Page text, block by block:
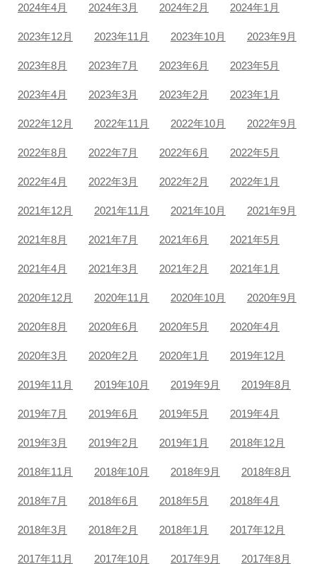
2024年4月 2024年3月 2024年2月 2024年1月
2023年12月 2023年11月 2023年10月 2023年9月
2023年8月 2023年7月 2023年6月 2023年5月
2023年4月 2023年3月 2023年2月 2023年1月
2022年12月 2022年11月 2022年10月 2022年9月
2022年8月 2022年7月 2022年6月 2022年5月
2022年4月 2022年3月 2022年2月 2022年1月
2021年12月 2021年11月 2021年10月 2021年9月
2021年8月 2021年7月 2021年6月 2021年5月
2021年4月 2021年3月 2021年2月 2021年1月
2020年12月 2020年11月 2020年10月 2020年9月
2020年8月 2020年6月 2020年5月 2020年4月
2020年3月 2020年2月 2020年1月 2019年12月
2019年11月 2019年10月 2019年9月 2019年8月
2019年7月 2019年6月 2019年5月 2019年4月
2019年3月 2019年2月 2019年1月 2018年12月
2018年11月 2018年10月 2018年9月 2018年8月
2018年7月 2018年6月 2018年5月 2018年4月
2018年3月 2018年2月 2018年1月 2017年12月
2017年11月 2017年10月 2017年9月 2017年8月